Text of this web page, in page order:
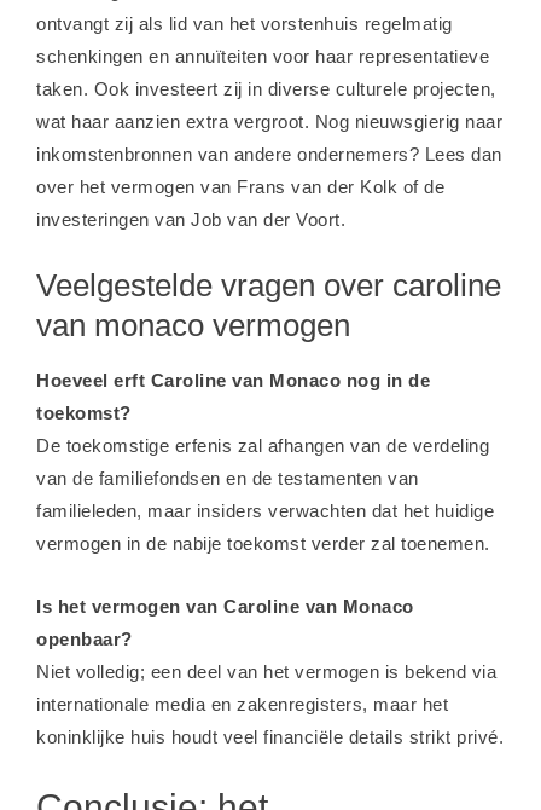
ontvangt zij als lid van het vorstenhuis regelmatig
schenkingen en annuïteiten voor haar representatieve
taken. Ook investeert zij in diverse culturele projecten,
wat haar aanzien extra vergroot. Nog nieuwsgierig naar
inkomstenbronnen van andere ondernemers? Lees dan
over het vermogen van Frans van der Kolk of de
investeringen van Job van der Voort.
Veelgestelde vragen over caroline
van monaco vermogen
Hoeveel erft Caroline van Monaco nog in de
toekomst?
De toekomstige erfenis zal afhangen van de verdeling
van de familiefondsen en de testamenten van
familieleden, maar insiders verwachten dat het huidige
vermogen in de nabije toekomst verder zal toenemen.
Is het vermogen van Caroline van Monaco
openbaar?
Niet volledig; een deel van het vermogen is bekend via
internationale media en zakenregisters, maar het
koninklijke huis houdt veel financiële details strikt privé.